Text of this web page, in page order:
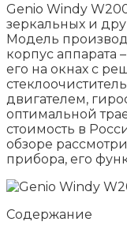
Genio Windy
зеркальных и
Модель
корпус аппарата
его на окнах с
двигателем,
оптимальной
стоимость в
обзоре
прибора, его
Содержание